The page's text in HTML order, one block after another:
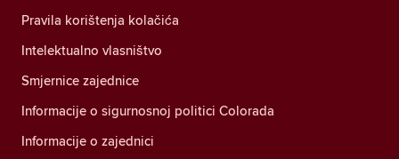
Pravila korištenja kolačića
Intelektualno vlasništvo
Smjernice zajednice
Informacije o sigurnosnoj politici Colorada
Informacije o zajednici